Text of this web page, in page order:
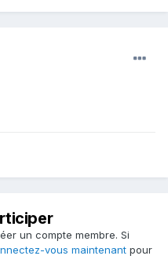
un compte membre. Si
vous maintenant pour